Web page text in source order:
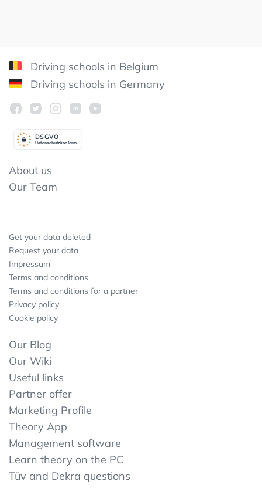
Driving schools in Belgium
Driving schools in Germany
Datenschutzkonform
DSGVO
About us
Our Team
Get your data deleted
Request your data
Impressum
Terms and conditions
Terms and conditions for a partner
Privacy policy
Cookie policy
Our Blog
Our Wiki
Useful links
Partner offer
Marketing Profile
Theory App
Management software
Learn theory on the PC
Tüv and Dekra questions